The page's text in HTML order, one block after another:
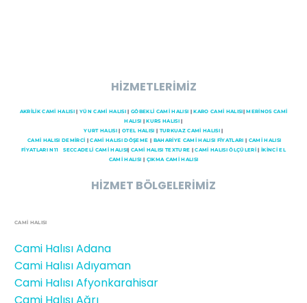
HİZMETLERİMİZ
AKRİLİK CAMİ HALISI| YÜN CAMİ HALISI| GÖBEKLİ CAMİ HALISI |KARO CAMİ HALISI|MERİNOS CAMİ
HALISI |KURS HALISI |
YURT HALISI| OTEL HALISI | TURKUAZ CAMİ HALISI |
CAMI HALISI DEMİRCİ |CAMİ HALISI DÖŞEME | BAHARİYE CAMİ HALISI FİYATLARI | CAMİ HALISI
FİYATLARI N11
SECCADELI CAMI HALISI| CAMİ HALISI TEXTURE |CAMİ HALISI ÖLÇÜLERİ |İKİNCİ EL
CAMİ HALISI | ÇIKMA CAMİ HALISI
HİZMET BÖLGELERİMİZ
CAMİ HALISI
Cami Halısı Adana
Cami Halısı Adıyaman
Cami Halısı Afyonkarahisar
Cami Halısı Ağrı